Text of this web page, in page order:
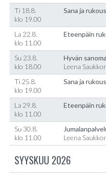
Ti 18.8.
klo 19.00
Sana ja rukous
La 22.8.
klo 11.00
Eteenpäin
Su 23.8.
klo 18.00
Hyvän
Leena
Ti 25.8.
klo 19.00
Sana ja rukous
La 29.8.
klo 11.00
Eteenpäin
Su 30.8.
klo 11.00
Leena
SYYSKUU 2026